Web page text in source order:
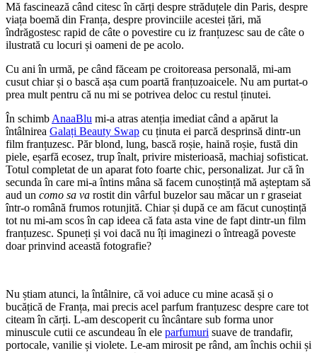
Mă fascinează când citesc în cărți despre străduțele din Paris, despre
viața boemă din Franța, despre provinciile acestei țări, mă
îndrăgostesc rapid de câte o povestire cu iz franțuzesc sau de câte o
ilustrată cu locuri și oameni de pe acolo.
Cu ani în urmă, pe când făceam pe croitoreasa personală, mi-am
cusut chiar și o bască așa cum poartă franțuzoaicele. Nu am purtat-o
prea mult pentru că nu mi se potrivea deloc cu restul ținutei.
În schimb AnaaBlu mi-a atras atenția imediat când a apărut la
întâlnirea Galați Beauty Swap cu ținuta ei parcă desprinsă dintr-un
film franțuzesc. Păr blond, lung, bască roșie, haină roșie, fustă din
piele, eșarfă ecosez, trup înalt, privire misterioasă, machiaj sofisticat.
Totul completat de un aparat foto foarte chic, personalizat. Jur că în
secunda în care mi-a întins mâna să facem cunoștință mă așteptam să
aud un como sa va rostit din vârful buzelor sau măcar un r graseiat
într-o română frumos rotunjită. Chiar și după ce am făcut cunoștință
tot nu mi-am scos în cap ideea că fata asta vine de fapt dintr-un film
franțuzesc. Spuneți și voi dacă nu îți imaginezi o întreagă poveste
doar prinvind această fotografie?
Nu știam atunci, la întâlnire, că voi aduce cu mine acasă și o
bucățică de Franța, mai precis acel parfum franțuzesc despre care tot
citeam în cărți. L-am descoperit cu încântare sub forma unor
minuscule cutii ce ascundeau în ele parfumuri suave de trandafir,
portocale, vanilie și violete. Le-am mirosit pe rând, am închis ochii și